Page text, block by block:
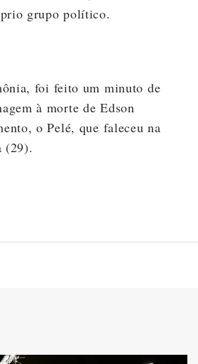
grupo político.
foi feito um minuto de
à morte de Edson
o Pelé, que faleceu na
(29).